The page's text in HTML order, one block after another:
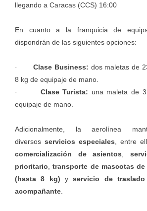
llegando a Caracas (CCS) 16:00
En cuanto a la franquicia de
dispondrán de las siguientes opciones:
·Clase Business: dos maletas de
8 kg de equipaje de mano.
· Clase Turista: una maleta de
equipaje de mano.
Adicionalmente, la aerolínea
diversos servicios especiales , entre
comercialización de asientos ,
prioritario ,transporte de mascotas
(hasta 8 kg) yservicio de
acompañante